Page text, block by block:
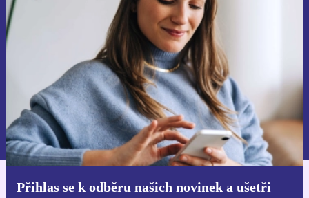
Přihlas se k odběru našich novinek a ušetři
ušetři 400 Kč!
Už nikdy nepromeškej žádnou nabídku.
Chci voucher
Informace o použití osobních údajů najdeš v našich
Zásadách ochrany osobních údajů.
Stáhni si aplikaci refurbed